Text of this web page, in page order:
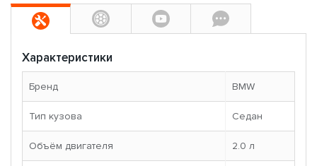
Характеристики
Бренд BMW
Тип кузова Седан
Объём двигателя 2.0 л